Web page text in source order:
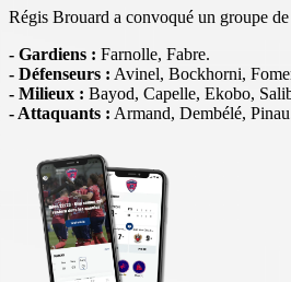
Régis Brouard a convoqué un groupe
- Gardiens : Farnolle, Fabre.
- Défenseurs : Avinel, Bockhorni,
- Milieux : Bayod, Capelle, Ekobo,
- Attaquants : Armand, Dembélé,